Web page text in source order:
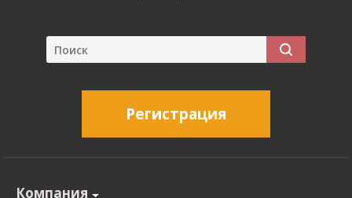
Регистрация
Компания